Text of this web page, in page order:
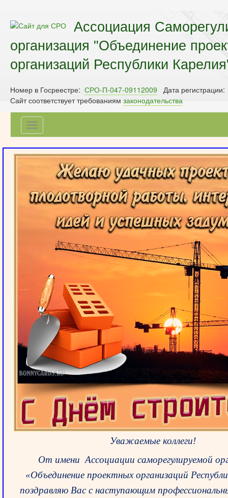
Ассоциация
организация "Объединение
организаций Республики
Номер в Госреестре: СРО-П-047-09112009 Дата
Сайт соответствует требованиям законодательства
Toggle
navigation
Уважаемые коллеги!
От имени Ассоциации саморегулируемой
«Объединение проектных организаций
поздравляю Вас с наступающим